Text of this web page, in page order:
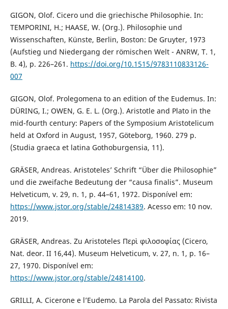
GIGON, Olof. Cicero und die griechische Philosophie. In:
TEMPORINI, H.; HAASE, W. (Org.). Philosophie und
Wissenschaften, Künste, Berlin, Boston: De Gruyter, 1973
(Aufstieg und Niedergang der römischen Welt - ANRW, T. 1,
B. 4), p. 226–261. https://doi.org/10.1515/9783110833126-
007
GIGON, Olof. Prolegomena to an edition of the Eudemus. In:
DÜRING, I.; OWEN, G. E. L. (Org.). Aristotle and Plato in the
mid-fourth century: Papers of the Symposium Aristotelicum
held at Oxford in August, 1957, Göteborg, 1960. 279 p.
(Studia graeca et latina Gothoburgensia, 11).
GRÄSER, Andreas. Aristoteles’ Schrift “Über die Philosophie”
und die zweifache Bedeutung der “causa finalis”. Museum
Helveticum, v. 29, n. 1, p. 44–61, 1972. Disponível em:
https://www.jstor.org/stable/24814389. Acesso em: 10 nov.
2019.
GRÄSER, Andreas. Zu Aristoteles Περὶ φιλοσοφίας (Cicero,
Nat. deor. II 16,44). Museum Helveticum, v. 27, n. 1, p. 16–
27, 1970. Disponível em:
https://www.jstor.org/stable/24814100.
GRILLI, A. Cicerone e l’Eudemo. La Parola del Passato: Rivista